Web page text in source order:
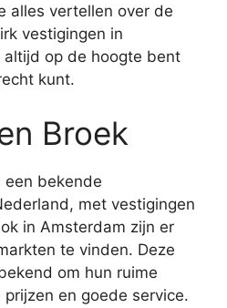
alles vertellen over de
vestigingen in
op de hoogte bent
kunt.
Broek
een bekende
met vestigingen
in Amsterdam zijn er
te vinden. Deze
om hun ruime
en goede service.